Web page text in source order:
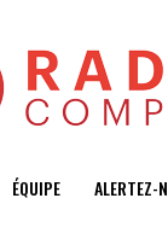
ÉQUIPE ALERTEZ-